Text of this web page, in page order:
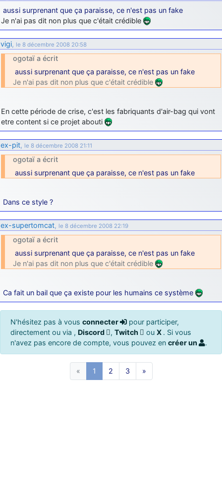
aussi surprenant que ça paraisse, ce n'est pas un fake
Je n'ai pas dit non plus que c'était crédible
vigi, le 8 décembre 2008 20:58
ogotaï a écrit
aussi surprenant que ça paraisse, ce n'est pas un fake
Je n'ai pas dit non plus que c'était crédible
En cette période de crise, c'est les fabriquants d'air-bag qui vont
etre content si ce projet abouti
ex-pit, le 8 décembre 2008 21:11
ogotaï a écrit
aussi surprenant que ça paraisse, ce n'est pas un fake
Dans ce style ?
ex-supertomcat, le 8 décembre 2008 22:19
ogotaï a écrit
aussi surprenant que ça paraisse, ce n'est pas un fake
Je n'ai pas dit non plus que c'était crédible
Ca fait un bail que ça existe pour les humains ce système
N'hésitez pas à vous connecter
pour participer,
directement ou via , Discord , Twitch ou X . Si vous
n'avez pas encore de compte, vous pouvez en créer un .
« 1 2 3 »